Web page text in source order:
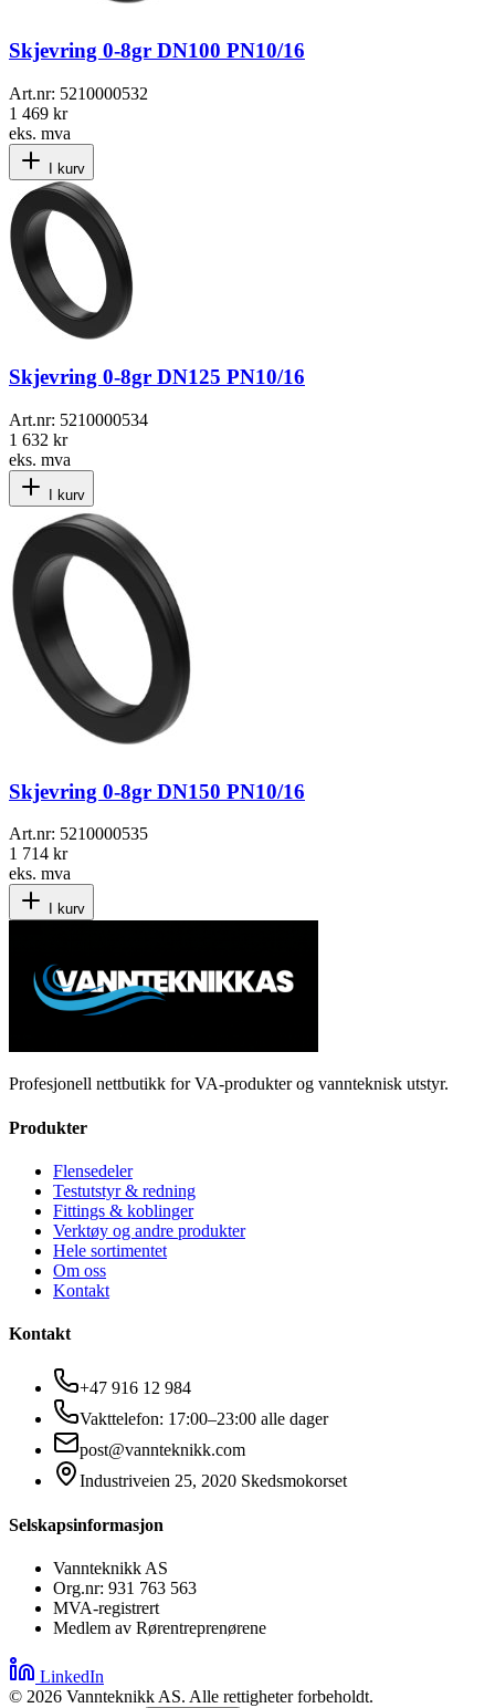
Skjevring 0-8gr DN100 PN10/16
Art.nr: 5210000532
1 469 kr
eks. mva
I kurv
Skjevring 0-8gr DN125 PN10/16
Art.nr: 5210000534
1 632 kr
eks. mva
I kurv
Skjevring 0-8gr DN150 PN10/16
Art.nr: 5210000535
1 714 kr
eks. mva
I kurv
Profesjonell nettbutikk for VA-produkter og vannteknisk utstyr.
Produkter
Flensedeler
Testutstyr & redning
Fittings & koblinger
Verktøy og andre produkter
Hele sortimentet
Om oss
Kontakt
Kontakt
+47 916 12 984
Vakttelefon: 17:00–23:00 alle dager
post@vannteknikk.com
Industriveien 25, 2020 Skedsmokorset
Selskapsinformasjon
Vannteknikk AS
Org.nr: 931 763 563
MVA-registrert
Medlem av Rørentreprenørene
LinkedIn
© 2026 Vannteknikk AS. Alle rettigheter forbeholdt.